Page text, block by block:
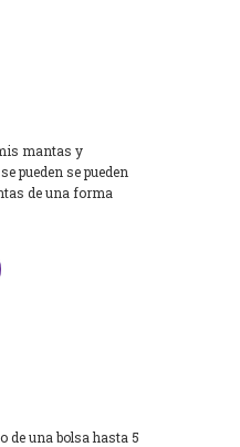
mantas y
pueden se pueden
de una forma
de una bolsa hasta 5